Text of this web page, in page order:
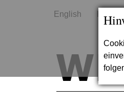
English